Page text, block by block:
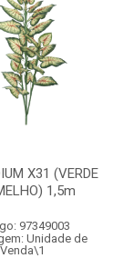
X31 (VERDE
1,5m
97349003
Unidade de
Venda\1